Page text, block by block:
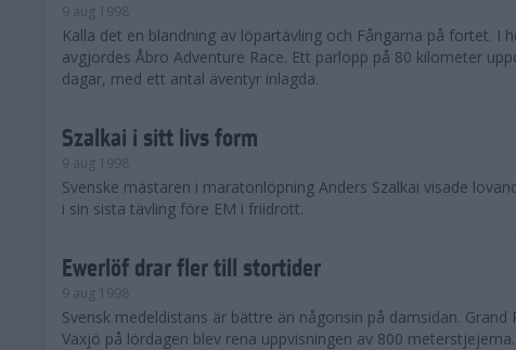
9 aug 1998
Kalla det en blandning av löpartävling och Fångarna på fortet. I
avgjordes Åbro Adventure Race. Ett parlopp på 80 kilometer
dagar, med ett antal äventyr inlagda.
Szalkai i sitt livs form
9 aug 1998
Svenske mästaren i maratonlöpning Anders Szalkai visade
i sin sista tävling före EM i friidrott.
Ewerlöf drar fler till stortider
9 aug 1998
Svensk medeldistans är bättre än någonsin på damsidan. Grand
Växjö på lördagen blev rena uppvisningen av 800 meterstjejerna.